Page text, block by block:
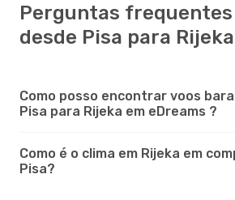
Perguntas frequentes
desde Pisa para Rijeka
Como posso encontrar voos
Pisa para Rijeka em eDreams ?
Como é o clima em Rijeka em
Pisa?